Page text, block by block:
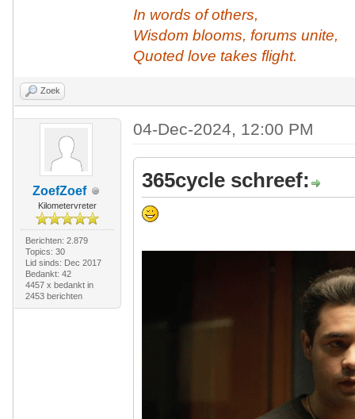
In words of others,
Wisdom blooms, forums unite,
Quoted love takes flight.
Zoek
ZoefZoef
Kilometervreter
Berichten: 2.879
Topics: 30
Lid sinds: Dec 2017
Bedankt: 42
4457 x bedankt in
2453 berichten
04-Dec-2024, 12:00 PM
365cycle schreef: